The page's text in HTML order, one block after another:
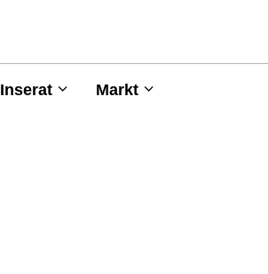
Inserat Markt